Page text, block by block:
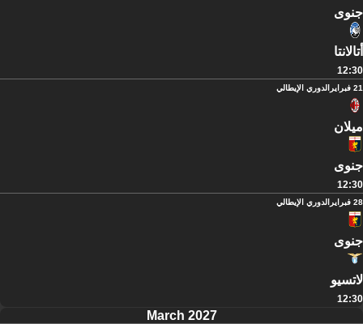
جنوى
أتالانتا
12:30
21 فبراير الدوري الإيطالي
ميلان
جنوى
12:30
28 فبراير الدوري الإيطالي
جنوى
لاتسيو
12:30
March 2027